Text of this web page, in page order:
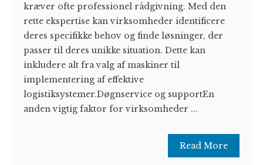
kræver ofte professionel rådgivning. Med den
rette ekspertise kan virksomheder identificere
deres specifikke behov og finde løsninger, der
passer til deres unikke situation. Dette kan
inkludere alt fra valg af maskiner til
implementering af effektive
logistiksystemer.Døgnservice og supportEn
anden vigtig faktor for virksomheder ...
Read More